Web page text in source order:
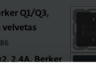
Q1/Q3,
velvetas
2,4A, Berker